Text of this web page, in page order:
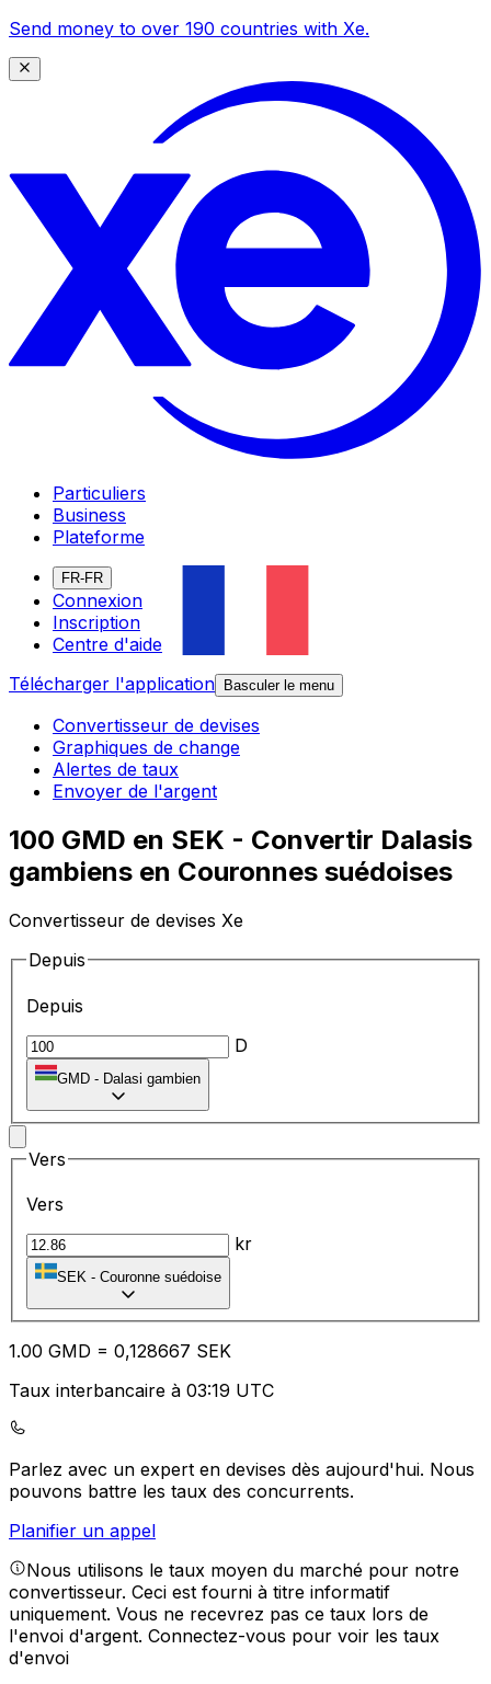
Send money to over 190 countries with Xe.
Particuliers
Business
Plateforme
FR-FR
Connexion
Inscription
Centre d'aide
Télécharger l'application
Basculer le menu
Convertisseur de devises
Graphiques de change
Alertes de taux
Envoyer de l'argent
100 GMD en SEK - Convertir Dalasis
gambiens en Couronnes suédoises
Convertisseur de devises Xe
Depuis
Depuis
D
GMD - Dalasi gambien
Vers
Vers
kr
SEK - Couronne suédoise
1.00 GMD = 0,128667 SEK
Taux interbancaire à 03:19 UTC
Parlez avec un expert en devises dès aujourd'hui. Nous
pouvons battre les taux des concurrents.
Planifier un appel
Nous utilisons le taux moyen du marché pour notre
convertisseur. Ceci est fourni à titre informatif
uniquement. Vous ne recevrez pas ce taux lors de
l'envoi d'argent. Connectez-vous pour voir les taux
d'envoi